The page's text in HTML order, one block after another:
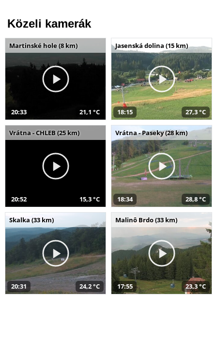
Közeli kamerák
Martinské hole (8 km)
20:33 21,1 °C
Jasenská dolina (15 km)
18:15 27,3 °C
Vrátna - CHLEB (25 km)
20:52 15,3 °C
Vrátna - Paseky (28 km)
18:34 28,8 °C
Skalka (33 km)
20:31 24,2 °C
Malinô Brdo (33 km)
17:55 23,3 °C